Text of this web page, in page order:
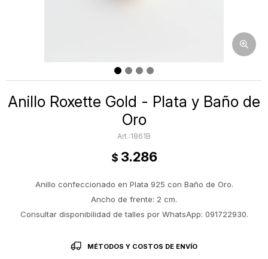
Anillo Roxette Gold - Plata y Baño de
Oro
1861B
$ 3.286
Anillo confeccionado en Plata 925 con Baño de Oro.
Ancho de frente: 2 cm.
Consultar disponibilidad de talles por WhatsApp: 091722930.
MÉTODOS Y COSTOS DE ENVÍO